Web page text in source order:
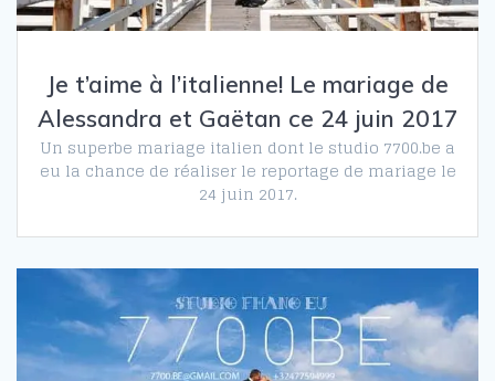
Je t’aime à l’italienne! Le mariage de
Alessandra et Gaëtan ce 24 juin 2017
Un superbe mariage italien dont le studio 7700.be a
eu la chance de réaliser le reportage de mariage le
24 juin 2017.